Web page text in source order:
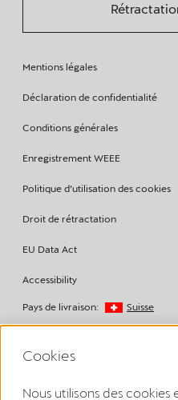
Mentions légales
Déclaration de confidentialité
Conditions générales
Enregistrement WEEE
Politique d’utilisation des cookies
Droit de rétractation
EU Data Act
Accessibility
Pays de livraison: Suisse
Cookies
Nous utilisons des cookies